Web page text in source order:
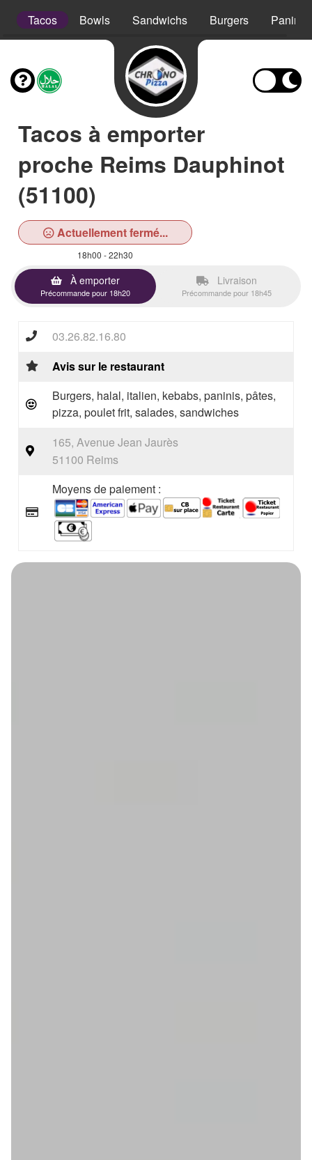
Tacos Bowls Sandwichs Burgers Paninis
Tacos à emporter
proche Reims Dauphinot
(51100)
Actuellement fermé...
18h00 - 22h30
À emporter
Précommande pour 18h20
Livraison
Précommande pour 18h45
03.26.82.16.80
Avis sur le restaurant
Burgers, halal, italien, kebabs, paninis, pâtes,
pizza, poulet frit, salades, sandwiches
165, Avenue Jean Jaurès
51100 Reims
Moyens de paiement :